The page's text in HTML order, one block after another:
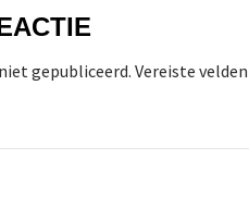
gepubliceerd. Vereiste